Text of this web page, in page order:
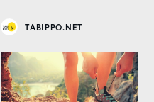
TABIPPO.NET